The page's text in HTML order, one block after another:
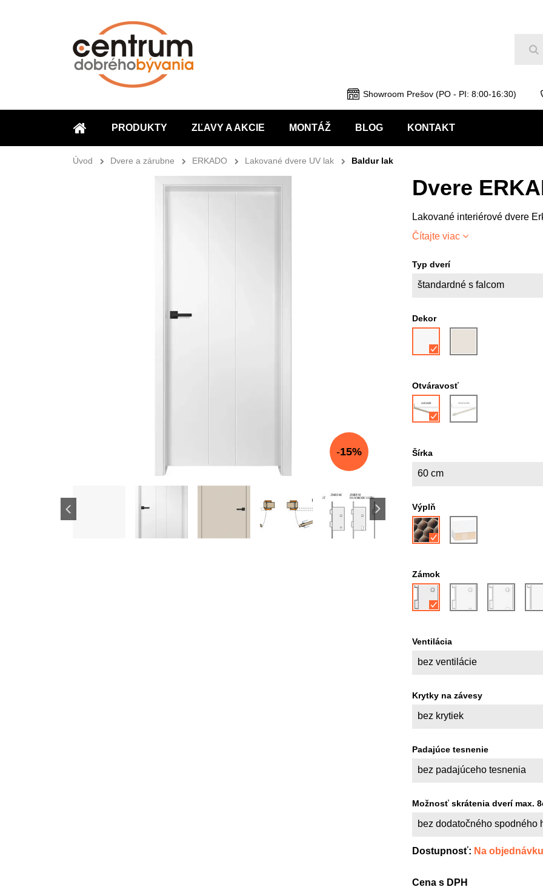
ÚVOD
PRODUKTY ZĽAVY A AKCIE MONTÁŽ BLOG KONTAKT
Showroom Prešov (PO - PI: 8:00-16:30)
Úvod Dvere a zárubne ERKADO Lakované dvere UV lak Baldur lak
Dvere
Lakované interiérové dvere
Čítajte viac
15%
Typ dverí
štandardné s falcom
Dekor
Otváravosť
Šírka
60 cm
Výplň
Zámok
Ventilácia
bez ventilácie
Krytky na závesy
bez krytiek
Padajúce tesnenie
bez padajúceho tesnenia
Možnosť skrátenia dverí max.
bez dodatočného spodného
Dostupnosť: Na objednávku
Cena s DPH